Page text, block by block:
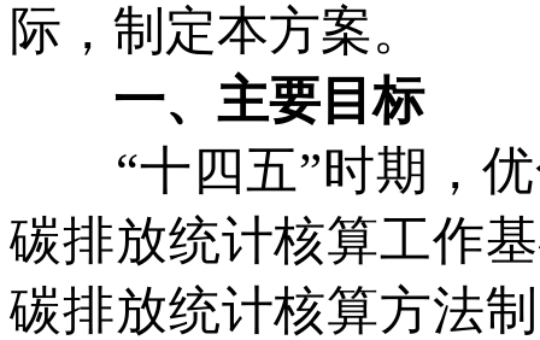
际，制定本方案。
一、主要目标
“十四五”时期，优
碳排放统计核算工作
碳排放统计核算方法